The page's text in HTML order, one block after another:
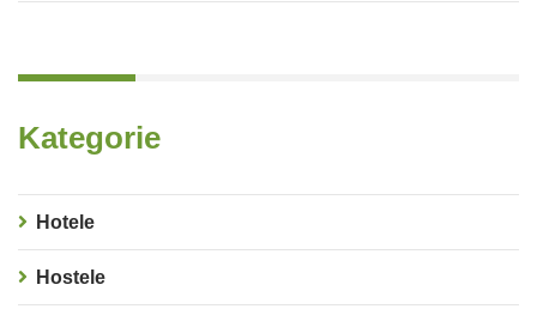
Kategorie
Hotele
Hostele